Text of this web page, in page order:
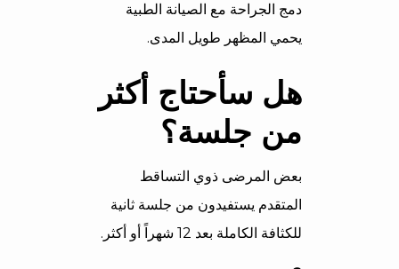
دمج الجراحة مع الصيانة الطبية
يحمي المظهر طويل المدى.
هل سأحتاج أكثر
من جلسة؟
بعض المرضى ذوي التساقط
المتقدم يستفيدون من جلسة ثانية
للكثافة الكاملة بعد 12 شهراً أو أكثر.